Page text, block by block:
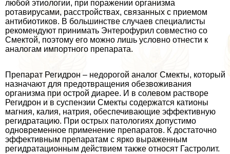
любой этиологии, при поражении организма
ротавирусами, расстройствах, связанных с приемом
антибиотиков. В большинстве случаев специалисты
рекомендуют принимать Энтерофурил совместно со
Смектой, поэтому его можно лишь условно отнести к
аналогам импортного препарата.
Препарат Регидрон – недорогой аналог Смекты, который
назначают для предотвращения обезвоживания
организма при острой диарее. И в солевом растворе
Регидрон и в суспензии Смекты содержатся катионы
магния, калия, натрия, обеспечивающие эффективную
регидратацию. При острых патологиях допустимо
одновременное применение препаратов. К достаточно
эффективным препаратам с ярко выраженным
регидратационным действием также относят Гастролит.